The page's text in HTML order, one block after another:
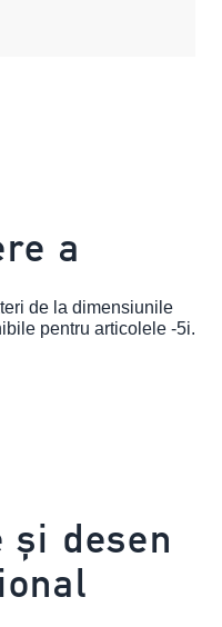
a
de la dimensiunile
pentru articolele -5i.
și desen